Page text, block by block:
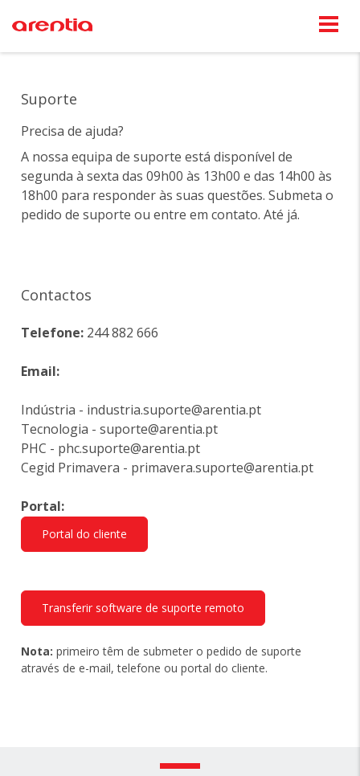
Suporte
Precisa de ajuda?
A nossa equipa de suporte está disponível de
segunda à sexta das 09h00 às 13h00 e das 14h00 às
18h00 para responder às suas questões. Submeta o
pedido de suporte ou entre em contato. Até já.
Contactos
Telefone: 244 882 666
Email:
Indústria - industria.suporte@arentia.pt
Tecnologia - suporte@arentia.pt
PHC - phc.suporte@arentia.pt
Cegid Primavera - primavera.suporte@arentia.pt
Portal:
Portal do cliente
Transferir software de suporte remoto
Nota:primeiro têm de submeter o pedido de suporte
através de e-mail, telefone ou portal do cliente.